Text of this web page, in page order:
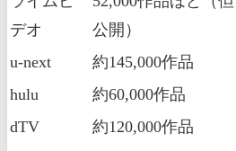
デオ
公開）
u-next
約145,000作品
hulu
約60,000作品
dTV
約120,000作品